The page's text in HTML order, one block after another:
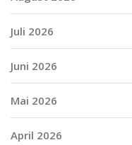
Juli 2026
Juni 2026
Mai 2026
April 2026